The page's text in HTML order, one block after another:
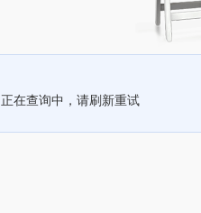
正在查询中，请刷新重试